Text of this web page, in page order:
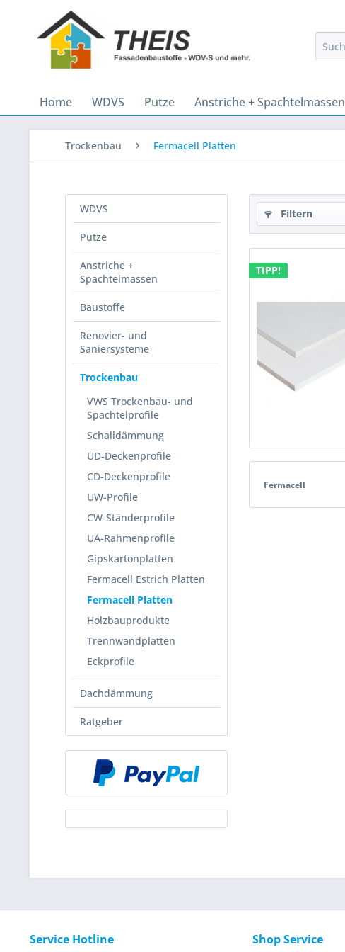
Home WDVS Putze Anstriche + Spachtelmassen
Trockenbau Fermacell Platten
WDVS
Putze
Anstriche +
Spachtelmassen
Baustoffe
Renovier- und
Saniersysteme
Trockenbau
VWS Trockenbau- und
Spachtelprofile
Schalldämmung
UD-Deckenprofile
CD-Deckenprofile
UW-Profile
CW-Ständerprofile
UA-Rahmenprofile
Gipskartonplatten
Fermacell Estrich Platten
Fermacell Platten
Holzbauprodukte
Trennwandplatten
Eckprofile
Dachdämmung
Ratgeber
Filtern
TIPP!
Fermacell
Service Hotline Shop Service